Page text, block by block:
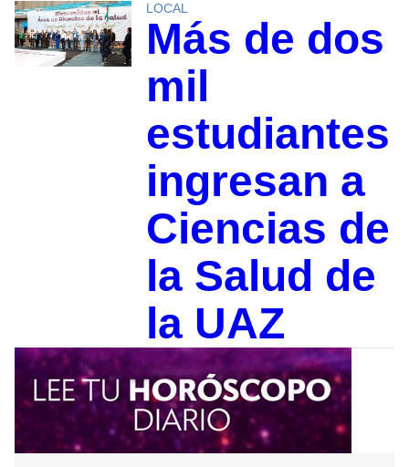
LOCAL
Más de dos
mil
estudiantes
ingresan a
Ciencias de
la Salud de
la UAZ